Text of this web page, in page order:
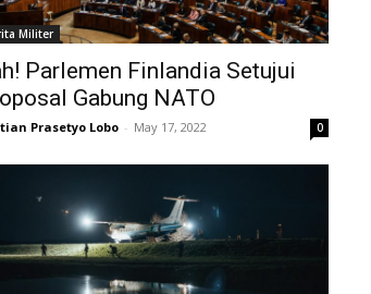
Militer
Parlemen Finlandia Setujui
Gabung NATO
Prasetyo Lobo - May 17, 2022 0